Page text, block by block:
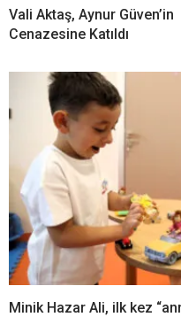
Vali Aktaş, Aynur Güven’in
Cenazesine Katıldı
Minik Hazar Ali, ilk kez